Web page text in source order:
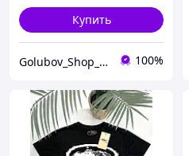
Купить
Golubov_Shop_UA 100%